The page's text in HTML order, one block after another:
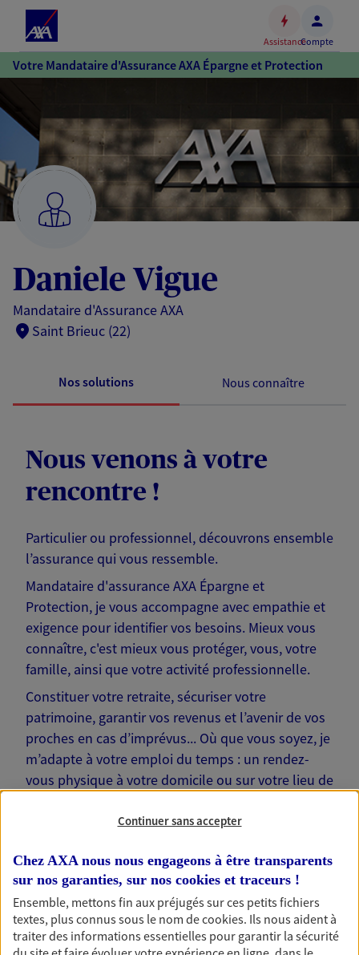
Accéder
au
Accéder
au
pied
de
page
AssistanceCompte
Votre Mandataire d'Assurance AXA Épargne et Protection
Daniele Vigue
Mandataire d'Assurance AXA
Saint Brieuc (22)
Nos solutions Nous connaître
Nous venons à votre
rencontre !
Particulier ou professionnel, découvrons ensemble
l’assurance qui vous ressemble.
Mandataire d'assurance AXA Épargne et
Protection, je vous accompagne avec empathie et
exigence pour identifier vos besoins. Mieux vous
connaître, c'est mieux vous protéger, vous, votre
famille, ainsi que votre activité professionnelle.
Constituer votre retraite, sécuriser votre
patrimoine, garantir vos revenus et l’avenir de vos
proches en cas d’imprévus... Où que vous soyez, je
m’adapte à votre emploi du temps : un rendez-
vous physique à votre domicile ou sur votre lieu de
Nos offres phares
Continuer sans accepter
Chez AXA nous nous engageons à être transparents
sur nos garanties, sur nos cookies et traceurs !
Ensemble, mettons fin aux préjugés sur ces petits fichiers
textes, plus connus sous le nom decookies. Ils nous aident à
traiter des informations essentielles pour garantir la sécurité